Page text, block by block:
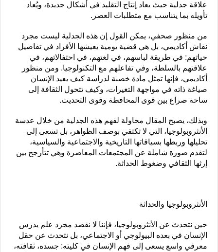
علاقة جدلية حيث يعاد إنتاج التقليد في أشكال جديدة، ويُعاد
تأويله بما يتناسب مع متطلبات العصر.
من منظور صحفي، يمكن القول إن هذه الجدلية ليست مجرد
نقاش أكاديمي، بل هي قضية يومية يعيشها الأفراد في تفاصيل
حياتهم: في طريقة لباسهم، في لغتهم، في احتفالاتهم، في
علاقتهم بالسلطة، وفي تفاعلهم مع التكنولوجيا. ومن منظور
أكاديمي، فإنها تمثل مادة خصبة لدراسة كيف يعيد الإنسان
صياغة ذاته في مواجهة التغيرات، وكيف تتحول الثقافة إلى
ساحة صراع بين قوى المحافظة وقوى التحديث.
وبذلك، يصبح المقال محاولة لفهم هذه الجدلية من خلال عدسة
الأنثروبولوجيا، التي لا تكتفي بوصف الظواهر، بل تسعى إلى
تحليلها وربطها بسياقاتها التاريخية والاجتماعية والسياسية،
لتقدم صورة شاملة عن المجتمعات المعاصرة وهي تتأرجح بين
إرثها الثقافي وضغوط الحداثة.
الأنثروبولوجيا والحداثة
حين نتحدث عن الأنثروبولوجيا، فإننا لا نقصد مجرد علم يدرس
الإنسان في بعده البيولوجي أو الاجتماعي، بل نتحدث عن حقل
معرفي واسع يسعى إلى فهم الإنسان في كليته: جسده، ثقافته،